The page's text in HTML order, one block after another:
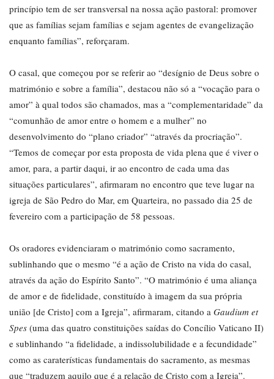
princípio tem de ser transversal na nossa ação pastoral: promover
que as famílias sejam famílias e sejam agentes de evangelização
enquanto famílias”, reforçaram.
O casal, que começou por se referir ao “desígnio de Deus sobre o
matrimónio e sobre a família”, destacou não só a “vocação para o
amor” à qual todos são chamados, mas a “complementaridade” da
“comunhão de amor entre o homem e a mulher” no
desenvolvimento do “plano criador” “através da procriação”.
“Temos de começar por esta proposta de vida plena que é viver o
amor, para, a partir daqui, ir ao encontro de cada uma das
situações particulares”, afirmaram no encontro que teve lugar na
igreja de São Pedro do Mar, em Quarteira, no passado dia 25 de
fevereiro com a participação de 58 pessoas.
Os oradores evidenciaram o matrimónio como sacramento,
sublinhando que o mesmo “é a ação de Cristo na vida do casal,
através da ação do Espírito Santo”. “O matrimónio é uma aliança
de amor e de fidelidade, constituído à imagem da sua própria
união [de Cristo] com a Igreja”, afirmaram, citando a Gaudium et
Spes (uma das quatro constituições saídas do Concílio Vaticano II)
e sublinhando “a fidelidade, a indissolubilidade e a fecundidade”
como as caraterísticas fundamentais do sacramento, as mesmas
que “traduzem aquilo que é a relação de Cristo com a Igreja”.